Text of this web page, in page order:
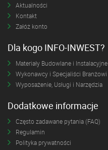
Aktualności
Kontakt
Załóż konto
Dla kogo INFO-INWEST?
Materiały Budowlane i Instalacyjne
Wykonawcy i Specjaliści Branżowi
Wyposażenie, Usługi i Narzędzia
Dodatkowe informacje
Często zadawane pytania (FAQ)
Regulamin
Polityka prywatności